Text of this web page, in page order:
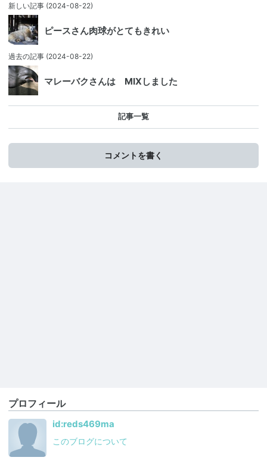
新しい記事 (2024-08-22)
ピースさん肉球がとてもきれい
過去の記事 (2024-08-22)
マレーバクさんは MIXしました
記事一覧
コメントを書く
プロフィール
id:reds469ma
このブログについて